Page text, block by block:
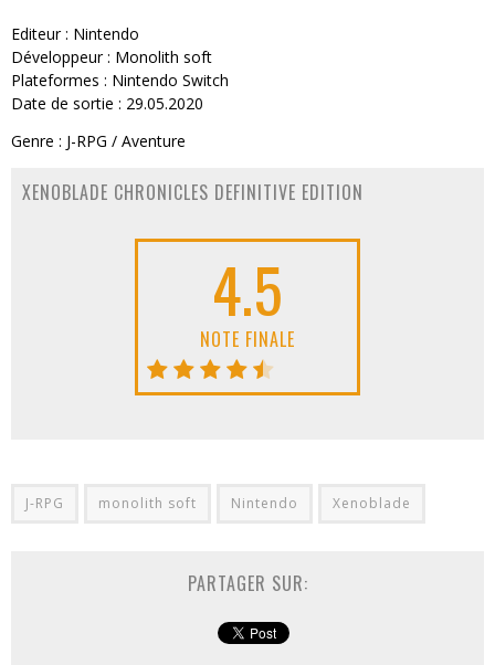
Editeur : Nintendo
Développeur : Monolith soft
Plateformes : Nintendo Switch
Date de sortie : 29.05.2020
Genre : J-RPG / Aventure
XENOBLADE CHRONICLES DEFINITIVE EDITION
4.5
NOTE FINALE
J-RPG monolith soft Nintendo Xenoblade
PARTAGER SUR: